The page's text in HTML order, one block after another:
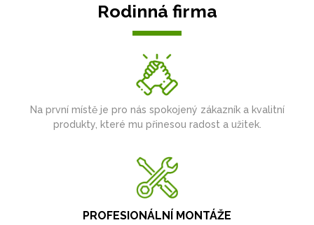
Rodinná firma
Na první místě je pro nás spokojený zákazník a kvalitní
produkty, které mu přinesou radost a užitek.
PROFESIONÁLNÍ MONTÁŽE